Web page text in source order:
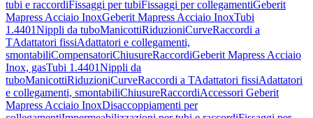
tubi e raccordiFissaggi per tubiFissaggi per collegamentiGeberit
Mapress Acciaio InoxGeberit Mapress Acciaio InoxTubi
1.4401Nippli da tuboManicottiRiduzioniCurveRaccordi a
TAdattatori fissiAdattatori e collegamenti,
smontabiliCompensatoriChiusureRaccordiGeberit Mapress Acciaio
Inox, gasTubi 1.4401Nippli da
tuboManicottiRiduzioniCurveRaccordi a TAdattatori fissiAdattatori
e collegamenti, smontabiliChiusureRaccordiAccessori Geberit
Mapress Acciaio InoxDisaccoppiamenti per